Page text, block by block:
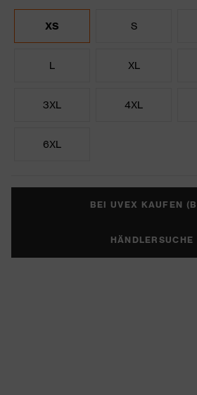
XS S
L XL
3XL 4XL
6XL
BEI UVEX KAUFEN
HÄNDLERSUCHE